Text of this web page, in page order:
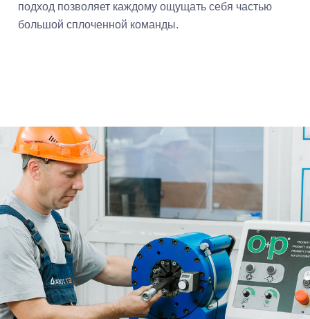
подход позволяет каждому ощущать себя частью
большой сплоченной команды.